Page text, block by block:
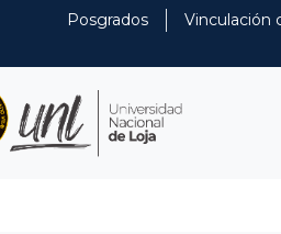
Posgrados Vinculación